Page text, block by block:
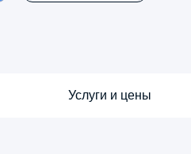
Услуги и цены